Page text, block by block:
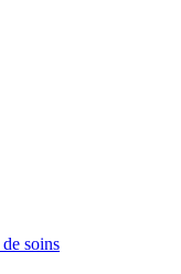
soins